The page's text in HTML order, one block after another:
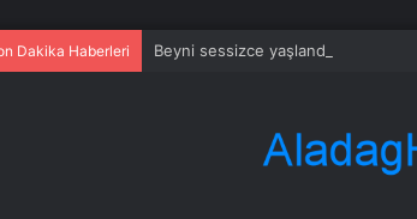
Dakika Haberleri Beyni sessizce yaşlandıran nedenler